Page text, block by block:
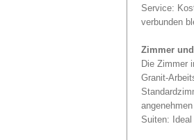
Service:
verbunden
Zimmer
Die Zimmer
Granit-
Suiten: